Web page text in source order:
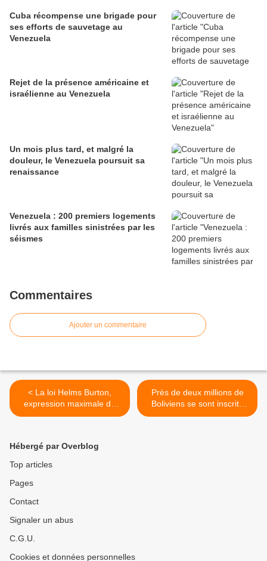
Cuba récompense une brigade pour
ses efforts de sauvetage au
Venezuela
Rejet de la présence américaine et
israélienne au Venezuela
Un mois plus tard, et malgré la
douleur, le Venezuela poursuit sa
renaissance
Venezuela : 200 premiers logements
livrés aux familles sinistrées par les
séismes
Commentaires
Ajouter un commentaire
< La loi Helms Burton,
expression maximale du
blocus américain contre
Près de deux millions de
Boliviens se sont inscrits
auprès du système unifié
Hébergé par Overblog
Top articles
Pages
Contact
Signaler un abus
C.G.U.
Cookies et données personnelles